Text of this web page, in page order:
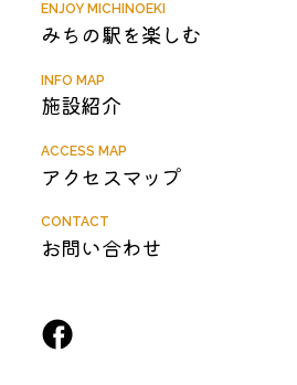
ENJOY MICHINOEKI
みちの駅を楽しむ
INFO MAP
施設紹介
ACCESS MAP
アクセスマップ
CONTACT
お問い合わせ